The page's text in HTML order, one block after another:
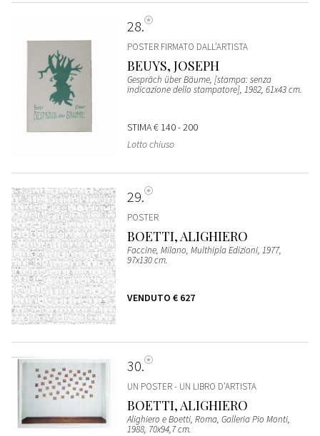
28
POSTER FIRMATO DALL’ARTISTA
BEUYS, JOSEPH
Gespräch über Bäume, [stampa: senza
indicazione dello stampatore], 1982, 61x43 cm.
STIMA€ 140 - 200
Lotto chiuso
29
POSTER
BOETTI, ALIGHIERO
Faccine, Milano, Multhipla Edizioni, 1977,
97x130 cm.
VENDUTO € 627
30
UN POSTER - UN LIBRO D’ARTISTA
BOETTI, ALIGHIERO
Alighiero e Boetti, Roma, Galleria Pio Monti,
1988, 70x94,7 cm.